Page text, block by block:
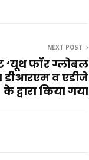
NEXT POST
‘यूथ फॉर ग्लोबल
डीआरएम व एडीजे
के द्वारा किया गया